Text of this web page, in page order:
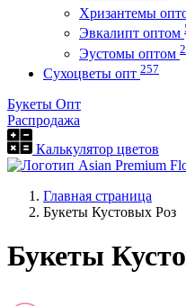
Хризантемы
Эвкалипт оптом
Эустомы оптом 2
Сухоцветы опт 257
Букеты Опт
Распродажа
Калькулятор цветов
Главная страница
Букеты Кустовых Роз
Букеты